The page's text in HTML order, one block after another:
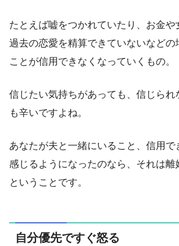
たとえば嘘をつかれていたり、お金や
過去の恋愛を精算できていないなどの
ことが信用できなくなっていくもの。
信じたい気持ちがあっても、信じられ
も辛いですよね。
あなたが夫と一緒にいること、信用で
感じるようになったのなら、それは離
ということです。
自分優先ですぐ怒る